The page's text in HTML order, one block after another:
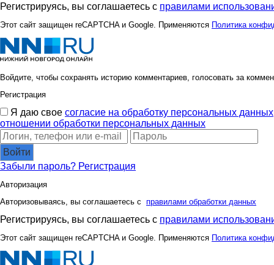
Регистрируясь, вы соглашаетесь с правилами
Этот сайт защищен reCAPTCHA и Google. Применяются Политика
Войдите, чтобы сохранять историю комментариев, голосовать за
Регистрация
Я даю свое согласие на обработку персональных данных
отношении обработки персональных данных
Войти
Забыли пароль? Регистрация
Авторизация
Авторизовываясь, вы соглашаетесь с правилами обработки данных
Регистрируясь, вы соглашаетесь с правилами
Этот сайт защищен reCAPTCHA и Google. Применяются Политика